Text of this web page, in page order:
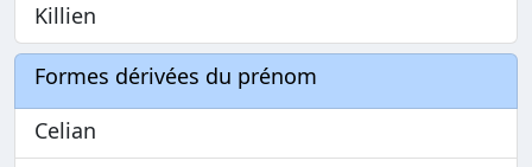
Killien
Formes dérivées du prénom
Celian